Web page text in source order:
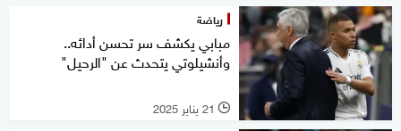
رياضة
مبابي يكشف سر تحسن أدائه..
وأنشيلوتي يتحدث عن "الرحيل"
l 21 يناير 2025